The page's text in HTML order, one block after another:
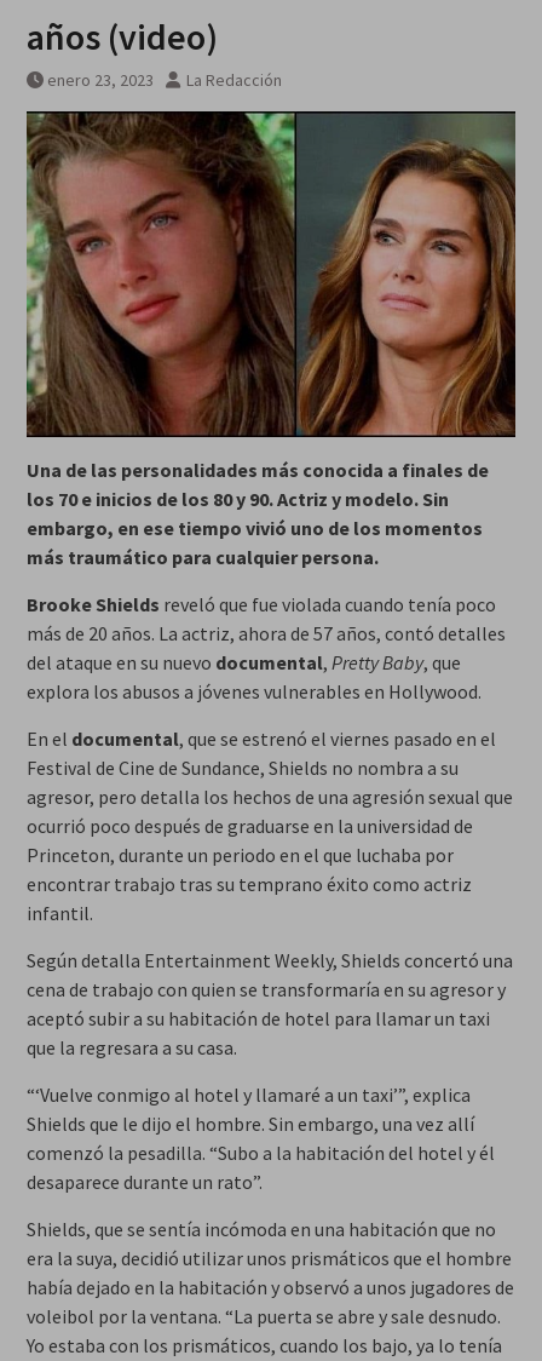
años (video)
enero 23, 2023 La Redacción
Una de las personalidades más conocida a finales de
los 70 e inicios de los 80 y 90. Actriz y modelo. Sin
embargo, en ese tiempo vivió uno de los momentos
más traumático para cualquier persona.
Brooke Shields reveló que fue violada cuando tenía poco
más de 20 años. La actriz, ahora de 57 años, contó detalles
del ataque en su nuevo documental, Pretty Baby, que
explora los abusos a jóvenes vulnerables en Hollywood.
En el documental, que se estrenó el viernes pasado en el
Festival de Cine de Sundance, Shields no nombra a su
agresor, pero detalla los hechos de una agresión sexual que
ocurrió poco después de graduarse en la universidad de
Princeton, durante un periodo en el que luchaba por
encontrar trabajo tras su temprano éxito como actriz
infantil.
Según detalla Entertainment Weekly, Shields concertó una
cena de trabajo con quien se transformaría en su agresor y
aceptó subir a su habitación de hotel para llamar un taxi
que la regresara a su casa.
“‘Vuelve conmigo al hotel y llamaré a un taxi’”, explica
Shields que le dijo el hombre. Sin embargo, una vez allí
comenzó la pesadilla. “Subo a la habitación del hotel y él
desaparece durante un rato”.
Shields, que se sentía incómoda en una habitación que no
era la suya, decidió utilizar unos prismáticos que el hombre
había dejado en la habitación y observó a unos jugadores de
voleibol por la ventana. “La puerta se abre y sale desnudo.
Yo estaba con los prismáticos, cuando los bajo, ya lo tenía